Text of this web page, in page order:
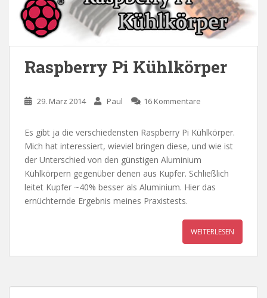
Raspberry Pi Kühlkörper
29. März 2014 Paul 16 Kommentare
Es gibt ja die verschiedensten Raspberry Pi Kühlkörper.
Mich hat interessiert, wieviel bringen diese, und wie ist
der Unterschied von den günstigen Aluminium
Kühlkörpern gegenüber denen aus Kupfer. Schließlich
leitet Kupfer ~40% besser als Aluminium. Hier das
ernüchternde Ergebnis meines Praxistests.
WEITERLESEN